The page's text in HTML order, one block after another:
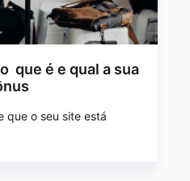
que é e qual a sua
que o seu site está